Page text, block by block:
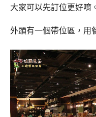
大家可以先訂位更好唷
外頭有一個帶位區，用